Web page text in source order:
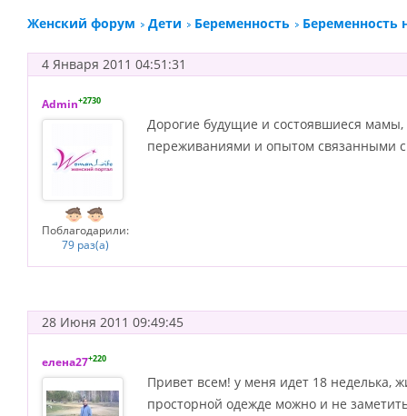
Женский форум Дети Беременность Беременность
4 Января 2011 04:51:31
Admin+2730
Поблагодарили:
79 раз(а)
Дорогие будущие и состоявшиеся
переживаниями и опытом связанными
28 Июня 2011 09:49:45
елена27+220
Привет всем! у меня идет 18 неделька,
просторной одежде можно и не